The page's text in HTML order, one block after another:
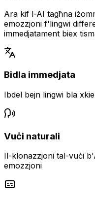
Ara kif l-AI tagħna
emozzjoni f'lingwi
immedjatament biex
Bidla immedjata
Ibdel bejn lingwi bla
Vuċi naturali
Il-klonazzjoni tal-vuċi
emozzjoni